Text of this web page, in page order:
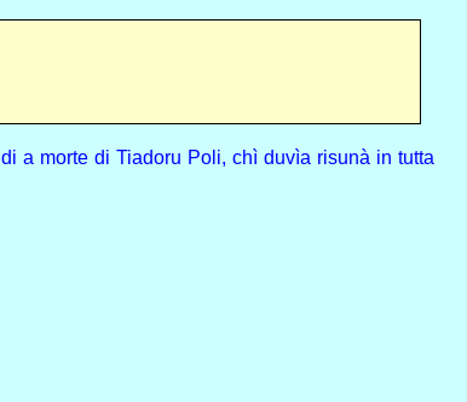
di a morte di Tiadoru Poli, chì duvìa risunà in tutta